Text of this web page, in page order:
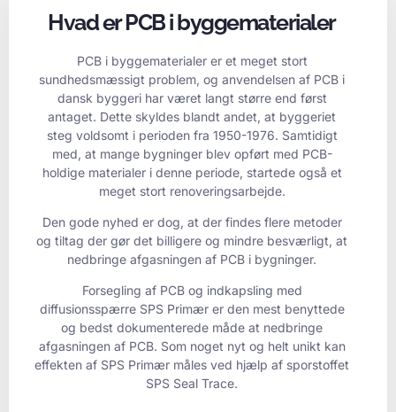
Hvad er PCB i byggematerialer
PCB i byggematerialer er et meget stort
sundhedsmæssigt problem, og anvendelsen af PCB i
dansk byggeri har været langt større end først
antaget. Dette skyldes blandt andet, at byggeriet
steg voldsomt i perioden fra 1950-1976. Samtidigt
med, at mange bygninger blev opført med PCB-
holdige materialer i denne periode, startede også et
meget stort renoveringsarbejde.
Den gode nyhed er dog, at der findes flere metoder
og tiltag der gør det billigere og mindre besværligt, at
nedbringe afgasningen af PCB i bygninger.
Forsegling af PCB og indkapsling med
diffusionsspærre SPS Primær er den mest benyttede
og bedst dokumenterede måde at nedbringe
afgasningen af PCB. Som noget nyt og helt unikt kan
effekten af SPS Primær måles ved hjælp af sporstoffet
SPS Seal Trace.